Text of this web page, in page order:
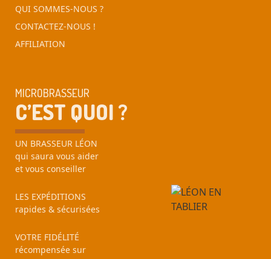
QUI SOMMES-NOUS ?
CONTACTEZ-NOUS !
AFFILIATION
MICROBRASSEUR
C’EST QUOI ?
UN BRASSEUR LÉON
qui saura vous aider
et vous conseiller
LES EXPÉDITIONS
rapides & sécurisées
VOTRE FIDÉLITÉ
récompensée sur